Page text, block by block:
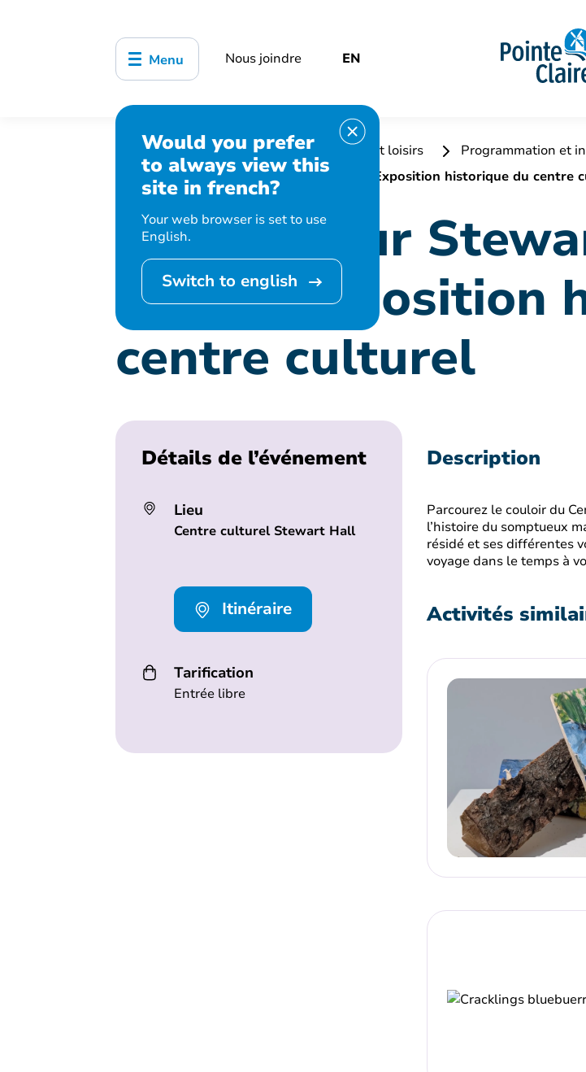
Menu Nous joindre EN
Would you prefer
to always view this
site in french?
Your web browser is set to use
English.
Switch to english
Accueil Bibliothèque, culture, sports et loisirs Programmation et
Regards sur Stewart Hall : 1885-1963 – Exposition historique du centre
Regards sur
1963 – Exposition
centre culturel
Détails de l’événement
Lieu
Centre culturel Stewart Hall
Itinéraire
Tarification
Entrée libre
Description
Parcourez le couloir du
l’histoire du somptueux
résidé et ses différentes
voyage dans le temps à
Activités